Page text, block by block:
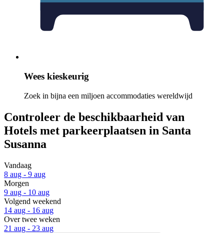
Wees kieskeurig
Zoek in bijna een miljoen accommodaties wereldwijd
Controleer de beschikbaarheid van
Hotels met parkeerplaatsen in Santa
Susanna
Vandaag
8 aug - 9 aug
Morgen
9 aug - 10 aug
Volgend weekend
14 aug - 16 aug
Over twee weken
21 aug - 23 aug